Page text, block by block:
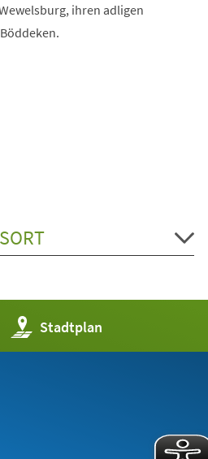
ihren adligen
Stadtplan
(Öffnet
in
einem